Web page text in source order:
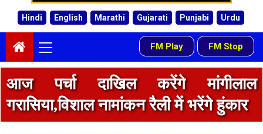
Hindi English Marathi Gujarati Punjabi Urdu
Menu
FM Play - FM Stop
आज पर्चा दाखिल करेंगे मांगीलाल
गरासिया,विशाल नामांकन रैली में भरेंगे हुंकार